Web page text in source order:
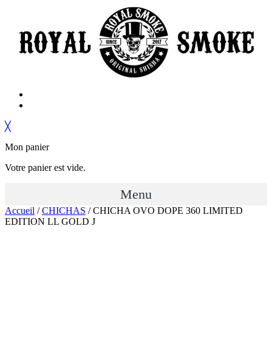
╳
Mon panier
Votre panier est vide.
Menu
Accueil /CHICHAS / CHICHA OVO DOPE 360 LIMITED
EDITION LL GOLD J